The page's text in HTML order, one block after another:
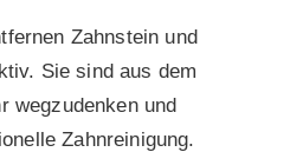
Zahnstein und
Sie sind aus dem
wegzudenken und
Zahnreinigung.